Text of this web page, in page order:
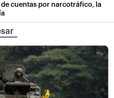
cuentas por narcotráfico, la